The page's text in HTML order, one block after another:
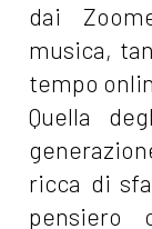
dai
musica,
tempo
Quella
ricca di
pensiero